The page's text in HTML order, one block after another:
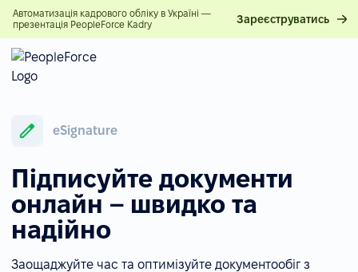
Автоматизація кадрового обліку в Україні —
презентація PeopleForce Kadry
Зареєструватись
eSignature
Підписуйте документи
онлайн – швидко та
надійно
Заощаджуйте час та оптимізуйте документообіг з